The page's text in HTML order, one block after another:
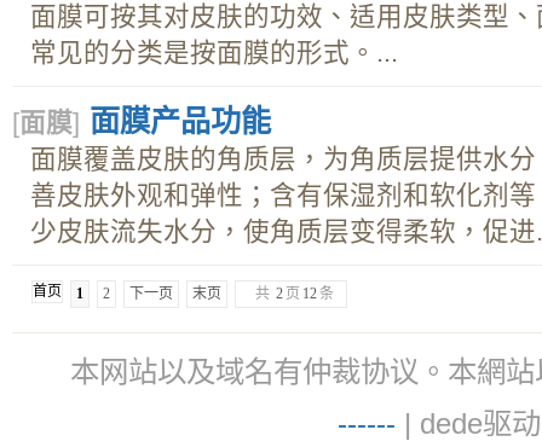
面膜可按其对皮肤的功效、适用皮肤类型
常见的分类是按面膜的形式。...
[面膜] 面膜产品功能
面膜覆盖皮肤的角质层，为角质层提供水
善皮肤外观和弹性；含有保湿剂和软化剂
少皮肤流失水分，使角质层变得柔软，促进
首页 1 2 下一页 末页 共 2 页 12 条
本网站以及域名有仲裁协议。本網
------ | dede驱